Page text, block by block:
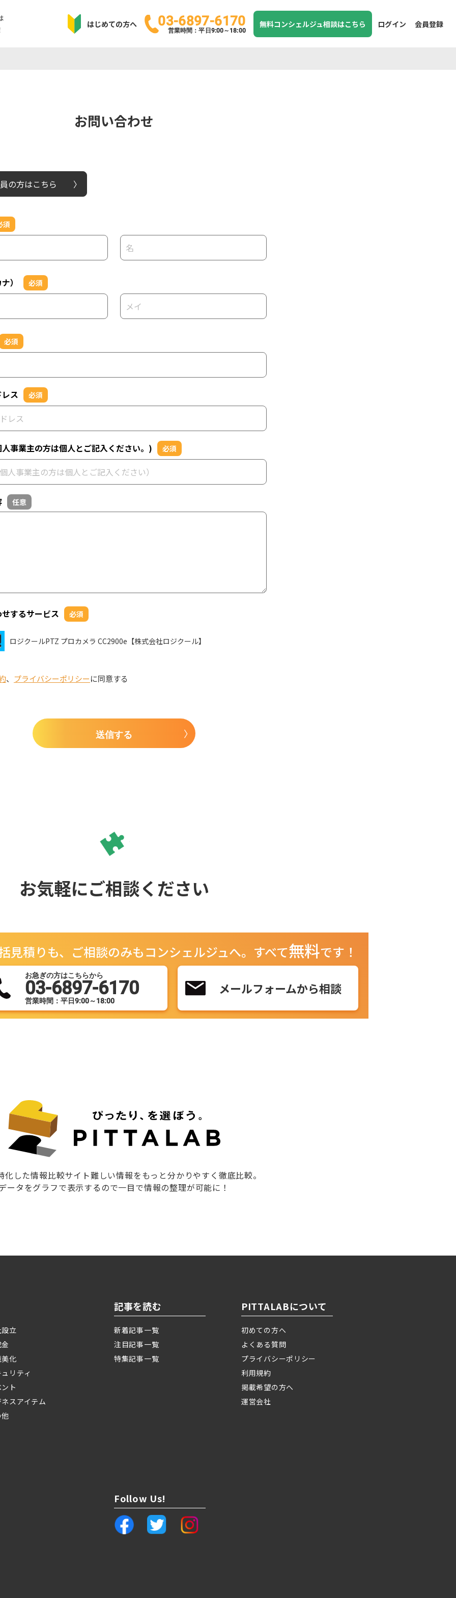
はじめての方へ 03-6897-6170
営業時間：平日9:00～18:00
無料コンシェルジュ相談はこちら ログイン 会員登録
お問い合わせ
の方はこちら
須
） 必須
必須
ス 必須
事業主の方は個人とご記入ください。) 必須
任意
するサービス 必須
ロジクールPTZ プロカメラ CC2900e【株式会社ロジクール】
、 プライバシーポリシーに同意する
送信する
お気軽にご相談ください
見積りも、ご相談のみもコンシェルジュへ。 すべて無料です！
お急ぎの方はこちらから
03-6897-6170
営業時間：平日9:00～18:00
メールフォームから相談
した情報比較サイト難しい情報をもっと分かりやすく徹底比較。
ータをグラフで表示するので一目で情報の整理が可能に！
立
化
リティ
ト
スアイテム
記事を読む
新着記事一覧
注目記事一覧
特集記事一覧
PITTALABについて
初めての方へ
よくある質問
プライバシーポリシー
利用規約
掲載希望の方へ
運営会社
Follow Us!